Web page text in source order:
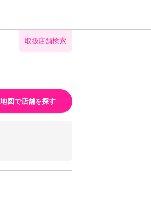
取扱店舗検索
地図で店舗を探す